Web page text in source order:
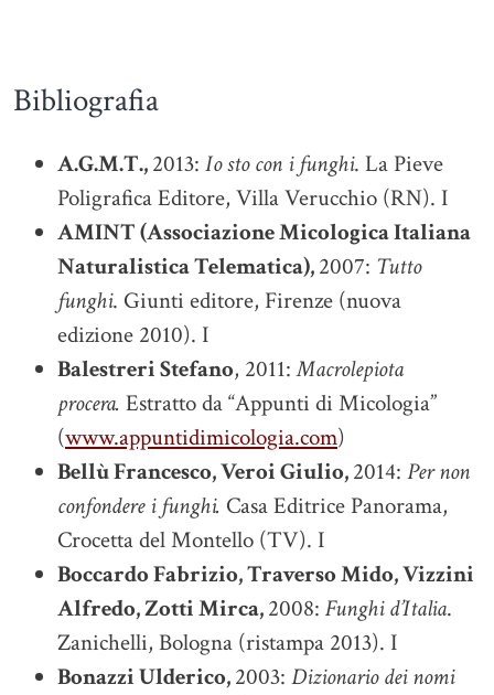
Bibliografia
A.G.M.T.,2013: Io sto con i funghi. La Pieve
Poligrafica Editore, Villa Verucchio (RN). I
AMINT (Associazione Micologica Italiana
Naturalistica Telematica),2007: Tutto
funghi. Giunti editore, Firenze (nuova
edizione 2010). I
Balestreri Stefano, 2011:Macrolepiota
procera. Estratto da “Appunti di Micologia”
(www.appuntidimicologia.com)
Bellù Francesco, Veroi Giulio,2014: Per non
confondere i funghi. Casa Editrice Panorama,
Crocetta del Montello (TV). I
Boccardo Fabrizio, Traverso Mido, Vizzini
Alfredo, Zotti Mirca,2008: Funghi d’Italia.
Zanichelli, Bologna (ristampa 2013). I
Bonazzi Ulderico,2003: Dizionario dei nomi